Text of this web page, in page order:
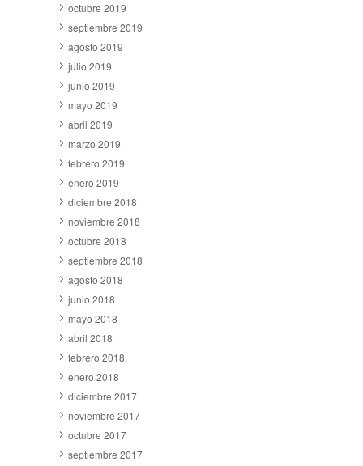
octubre 2019
septiembre 2019
agosto 2019
julio 2019
junio 2019
mayo 2019
abril 2019
marzo 2019
febrero 2019
enero 2019
diciembre 2018
noviembre 2018
octubre 2018
septiembre 2018
agosto 2018
junio 2018
mayo 2018
abril 2018
febrero 2018
enero 2018
diciembre 2017
noviembre 2017
octubre 2017
septiembre 2017